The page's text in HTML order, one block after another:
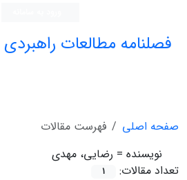
فصلنامه مطالعات راهبردی
صفحه اصلی
فهرست مقالات
نویسنده = رضایی، مهدی
تعداد مقالات:
1